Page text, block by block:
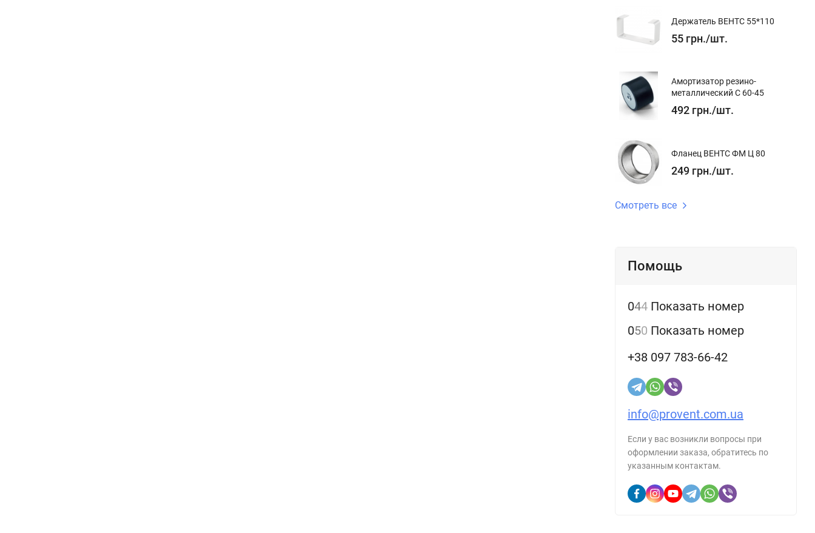
Держатель ВЕНТС 55*110
55 грн./шт.
Амортизатор резино-
металлический С 60-45
492 грн./шт.
Фланец ВЕНТС ФМ Ц 80
249 грн./шт.
Смотреть все
Помощь
044 Показать номер
050 Показать номер
+38 097 783-66-42
info@provent.com.ua
Если у вас возникли вопросы при
оформлении заказа, обратитесь по
указанным контактам.